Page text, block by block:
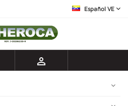
Español VE
